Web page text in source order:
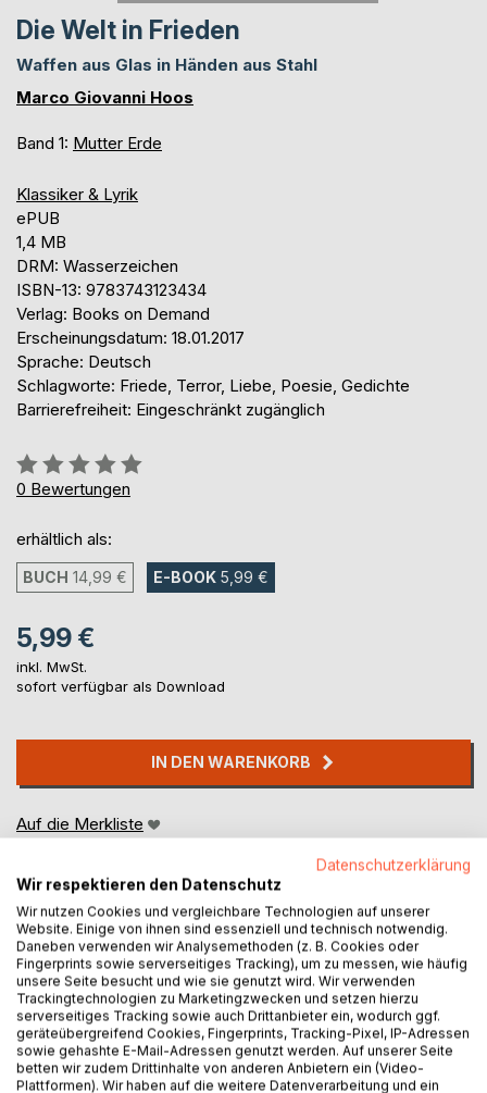
Die Welt in Frieden
Waffen aus Glas in Händen aus Stahl
Marco Giovanni Hoos
Band 1: Mutter Erde
Klassiker & Lyrik
ePUB
1,4 MB
DRM: Wasserzeichen
ISBN-13: 9783743123434
Verlag: Books on Demand
Erscheinungsdatum: 18.01.2017
Sprache: Deutsch
Schlagworte: Friede, Terror, Liebe, Poesie, Gedichte
Barrierefreiheit: Eingeschränkt zugänglich
Bewertung::
0%
0 Bewertungen
erhältlich als:
BUCH 14,99 € E-BOOK 5,99 €
5,99 €
inkl. MwSt.
sofort verfügbar als Download
IN DEN WARENKORB
Auf die Merkliste
BESCHREIBUNG
Nach seinem Duett Die Klänge erscheint nun noch
Datenschutzerklärung
Wir respektieren den Datenschutz
Wir nutzen Cookies und vergleichbare Technologien auf unserer
Website. Einige von ihnen sind essenziell und technisch notwendig.
Daneben verwenden wir Analysemethoden (z. B. Cookies oder
Fingerprints sowie serverseitiges Tracking), um zu messen, wie häufig
unsere Seite besucht und wie sie genutzt wird. Wir verwenden
Trackingtechnologien zu Marketingzwecken und setzen hierzu
serverseitiges Tracking sowie auch Drittanbieter ein, wodurch ggf.
geräteübergreifend Cookies, Fingerprints, Tracking-Pixel, IP-Adressen
sowie gehashte E-Mail-Adressen genutzt werden. Auf unserer Seite
betten wir zudem Drittinhalte von anderen Anbietern ein (Video-
Plattformen). Wir haben auf die weitere Datenverarbeitung und ein